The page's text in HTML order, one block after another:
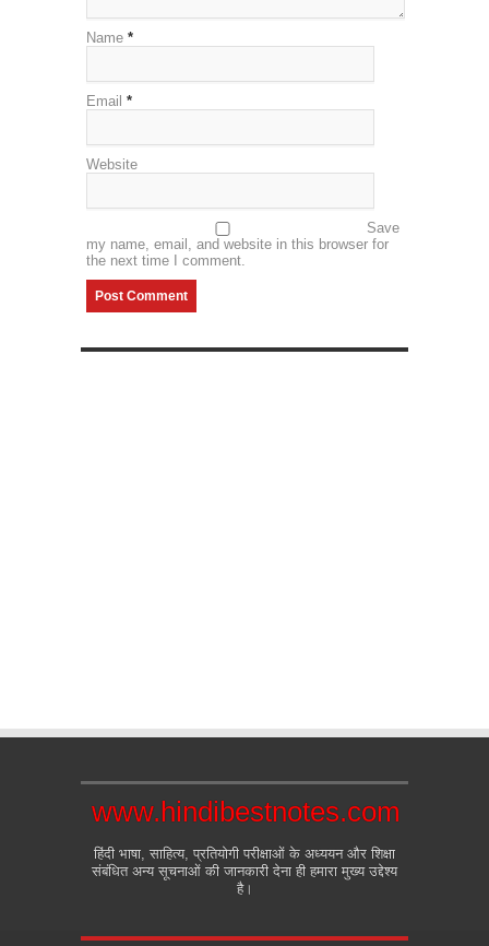
Name *
Email *
Website
Save
my name, email, and website in this browser for
the next time I comment.
www.hindibestnotes.com
हिंदी भाषा, साहित्य, प्रतियोगी परीक्षाओं के अध्ययन और शिक्षा
संबंधित अन्य सूचनाओं की जानकारी देना ही हमारा मुख्य उद्देश्य
है।